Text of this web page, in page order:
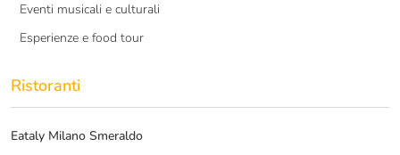
Eventi musicali e culturali
Esperienze e food tour
Ristoranti
Eataly Milano Smeraldo